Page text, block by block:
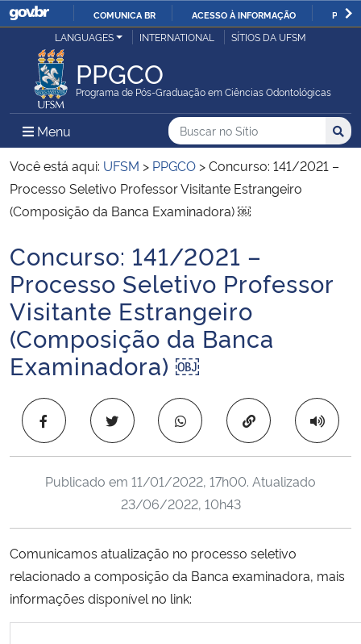
IR
COMUNICA BR ACESSO À INFORMAÇÃO
Ministério da Justiça e Segurança Pública
Ministério da Defesa
Ministério das Relações Exteriores
Ministério da Economia
Ministério da Infraestrutura
Ministério da Agricultura, Pecuária e Abastecimento
Ministério da Educação
Ministério da Cidadania
Ministério da Saúde
Ministério de Minas e Energia
Ministério da Ciência, Tecnologia, Inovações e Comunicações
Ministério do Meio Ambiente
LANGUAGES INTERNATIONAL SÍTIOS DA UFSM
PPGCO
Programa de Pós-Graduação em Ciências Odontológicas
Menu Menu Principal do Sítio
Busca
Buscar no no Sítio
Busca:
Você está aqui: UFSM > PPGCO >Concurso: 141/2021 –
Processo Seletivo Professor Visitante Estrangeiro
(Composição da Banca Examinadora) ￼
Início do conteúdo
Concurso: 141/2021 –
Processo Seletivo Professor
Visitante Estrangeiro
(Composição da Banca
Examinadora) ￼
Copiar para área
Publicado em 11/01/2022, 17h00. Atualizado
23/06/2022, 10h43
Comunicamos atualização no processo seletivo
relacionado a composição da Banca examinadora, mais
informações disponível no link: